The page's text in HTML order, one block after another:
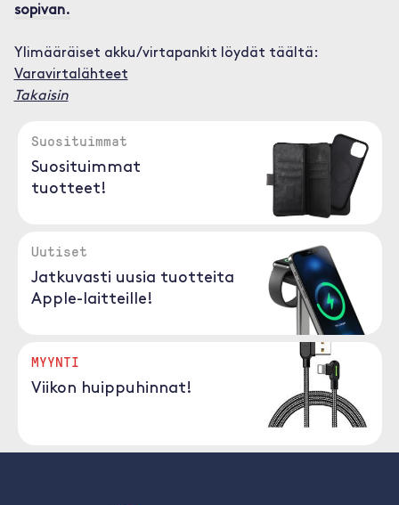
sopivan.
Ylimääräiset akku/virtapankit löydät täältä:
Varavirtalähteet
Takaisin
Suosituimmat
Suosituimmat
tuotteet!
Uutiset
Jatkuvasti uusia tuotteita
Apple-laitteille!
MYYNTI
Viikon huippuhinnat!